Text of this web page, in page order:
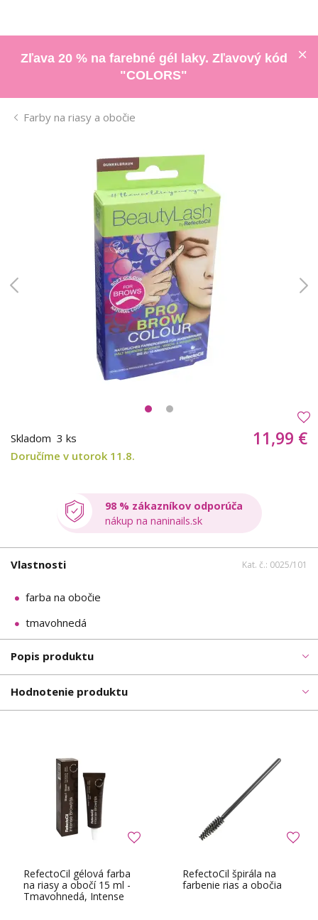
Zľava 20 % na farebné gél laky. Zľavový kód
"COLORS"
Farby na riasy a obočie
Skladom 3 ks
Doručíme v utorok 11.8.
11,99 €
98 % zákazníkov odporúča
nákup na naninails.sk
Vlastnosti Kat. č.: 0025/101
farba na obočie
tmavohnedá
Popis produktu
Hodnotenie produktu
RefectoCil gélová farba
na riasy a obočí 15 ml -
Tmavohnedá, Intense
RefectoCil špirála na
farbenie rias a obočia